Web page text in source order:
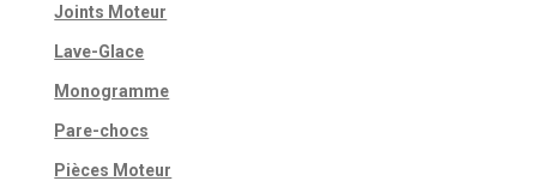
Joints Moteur
Lave-Glace
Monogramme
Pare-chocs
Pièces Moteur